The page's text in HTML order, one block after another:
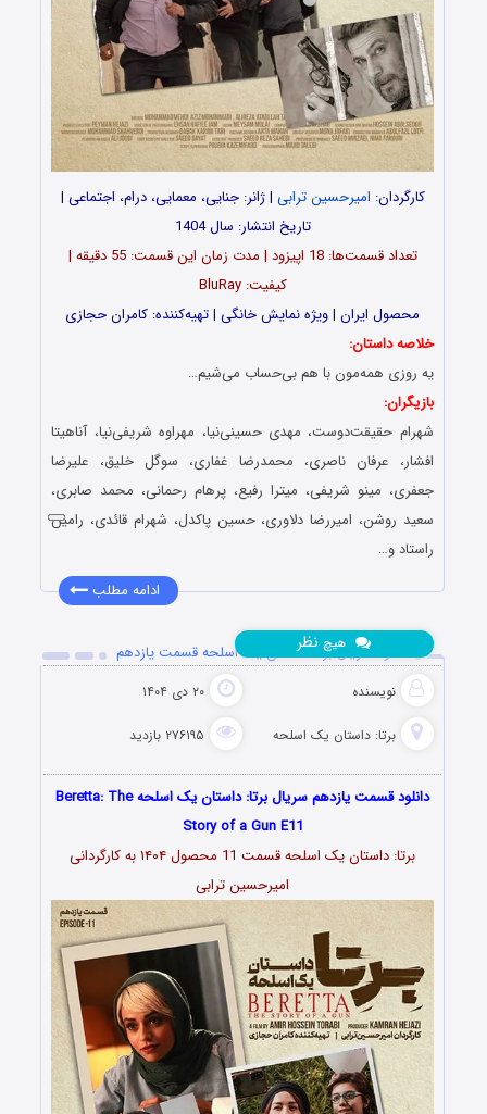
کارگردان: امیرحسین ترابی | ژانر: جنایی، معمایی، درام، اجتماعی |
تاریخ انتشار: سال 1404
تعداد قسمت‌ها: 18 اپیزود | مدت زمان این قسمت: 55 دقیقه |
کیفیت: BluRay
محصول ایران | ویژه نمایش خانگی | تهیه‌کننده: کامران حجازی
خلاصه داستان:
یه روزی همه‌مون با هم بی‌حساب می‌شیم…
بازیگران:
شهرام حقیقت‌دوست، مهدی حسینی‌نیا، مهراوه شریفی‌نیا، آناهیتا
افشار، عرفان ناصری، محمدرضا غفاری، سوگل خلیق، علیرضا
جعفری، مینو شریفی، میترا رفیع، پرهام رحمانی، محمد صابری،
سعید روشن، امیررضا دلاوری، حسین پاکدل، شهرام قائدی، رامین
راستاد و…
ادامه مطلب
دانلود سریال برتا: داستان یک اسلحه قسمت یازدهم
نویسنده ۲۰ دی ۱۴۰۴
برتا: داستان یک اسلحه ۲۷۶۱۹۵ بازدید
هیچ نظر
دانلود قسمت یازدهم سریال برتا: داستان یک اسلحه ‌Beretta: The
Story of a Gun E11
برتا: داستان یک اسلحه قسمت 11 محصول ۱۴۰۴ به کارگردانی
امیرحسین ترابی